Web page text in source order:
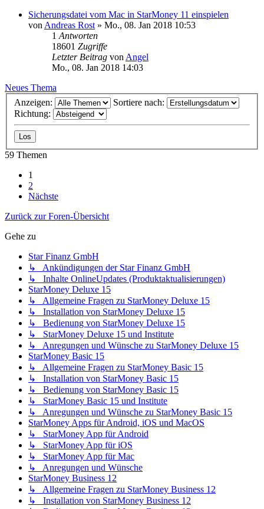
Sicherungsdatei vom Mac in StarMoney 11 einspielen
von Andreas Rost » Mo., 08. Jan 2018 10:53
1 Antworten
18601 Zugriffe
Letzter Beitrag von Angel
Mo., 08. Jan 2018 14:03
Neues Thema
Anzeigen:
Sortiere nach:
Richtung:
59 Themen
1
2
Nächste
Zurück zur Foren-Übersicht
Gehe zu
Star Finanz GmbH
↳ Ankündigungen der Star Finanz GmbH
↳ Inhalte OnlineUpdates (Produktaktualisierungen)
StarMoney Deluxe 15
↳ Allgemeine Fragen zu StarMoney Deluxe 15
↳ Installation von StarMoney Deluxe 15
↳ Bedienung von StarMoney Deluxe 15
↳ StarMoney Deluxe 15 und Institute
↳ Anregungen und Wünsche zu StarMoney Deluxe 15
StarMoney Basic 15
↳ Allgemeine Fragen zu StarMoney Basic 15
↳ Installation von StarMoney Basic 15
↳ Bedienung von StarMoney Basic 15
↳ StarMoney Basic 15 und Institute
↳ Anregungen und Wünsche zu StarMoney Basic 15
StarMoney Apps für Android, iOS und MacOS
↳ StarMoney App für Android
↳ StarMoney App für iOS
↳ StarMoney App für Mac
↳ Anregungen und Wünsche
StarMoney Business 12
↳ Allgemeine Fragen zu StarMoney Business 12
↳ Installation von StarMoney Business 12